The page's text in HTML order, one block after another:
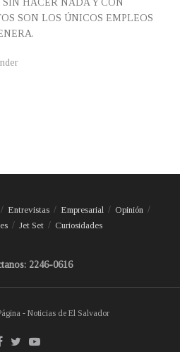
HACER NADA Y CON
SON LOS ÚNICOS EMPLEOS
Entrevistas Empresarial
Opinión
Jet Set Curiosidades
2246-0616
- Noticias de El Salvador